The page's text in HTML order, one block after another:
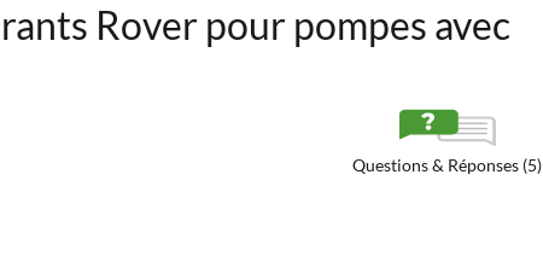
Rover pour pompes avec
Questions & Réponses (5)